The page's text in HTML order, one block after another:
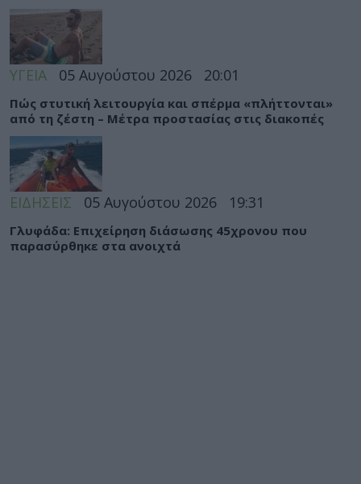
ΥΓΕΙΑ 05 Αυγούστου 2026 20:01
Πώς στυτική λειτουργία και σπέρμα «πλήττονται»
από τη ζέστη – Μέτρα προστασίας στις διακοπές
ΕΙΔΗΣΕΙΣ 05 Αυγούστου 2026 19:31
Γλυφάδα: Επιχείρηση διάσωσης 45χρονου που
παρασύρθηκε στα ανοιχτά